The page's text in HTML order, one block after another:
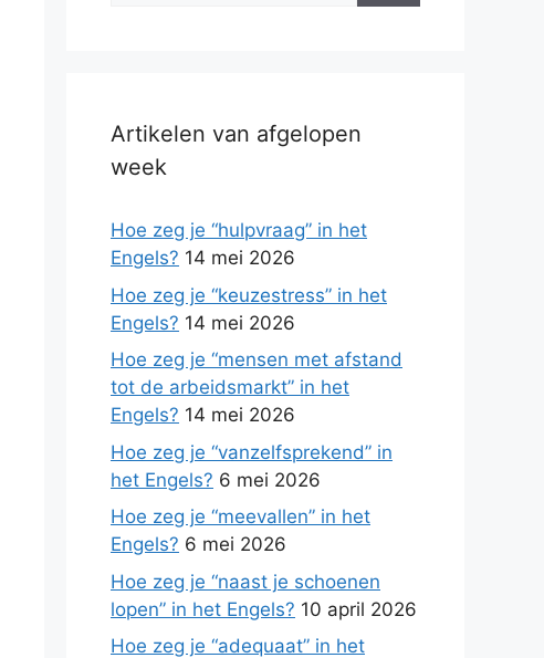
Artikelen van afgelopen
week
Hoe zeg je “hulpvraag” in het
Engels? 14 mei 2026
Hoe zeg je “keuzestress” in het
Engels? 14 mei 2026
Hoe zeg je “mensen met afstand
tot de arbeidsmarkt” in het
Engels? 14 mei 2026
Hoe zeg je “vanzelfsprekend” in
het Engels? 6 mei 2026
Hoe zeg je “meevallen” in het
Engels? 6 mei 2026
Hoe zeg je “naast je schoenen
lopen” in het Engels? 10 april 2026
Hoe zeg je “adequaat” in het